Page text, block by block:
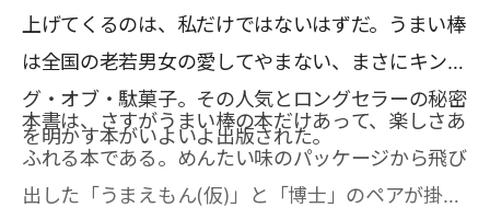
上げてくるのは、私だけではないはずだ。うまい棒
は全国の老若男女の愛してやまない、まさにキン
グ・オブ・駄菓子。その人気とロングセラーの秘密
を明かす本がいよいよ出版された。
本書は、さすがうまい棒の本だけあって、楽しさあ
ふれる本である。めんたい味のパッケージから飛び
出した「うまえもん(仮)」と「博士」のペアが掛け